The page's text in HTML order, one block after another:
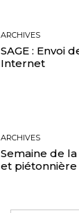
ARCHIVES
SAGE : Envoi
Internet
ARCHIVES
Semaine de
et piétonnière